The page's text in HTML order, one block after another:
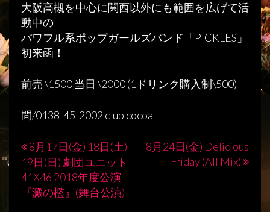
大阪高槻を中心に関西以外にも範囲を広げて活
動中の
パワフル系ポップガールズバンド「PICKLES」
初来函！
前売 \1500 当日 \2000 (1ドリンク購入制\500)
問/0138-45-2002 club cocoa
投
稿
ナ
8月17日(金) 18日(土)
19日(日) 劇団ユニット
41X46 2018年度公演
『澱の檻』(舞台公演)
8月24日(金) Delicious
Friday (All Mix)